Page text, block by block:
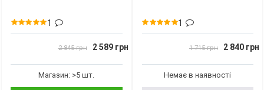
1
2 845 грн 2 589 грн
Магазин: >5 шт.
1
1 715 грн 2 840 грн
Немає в наявності